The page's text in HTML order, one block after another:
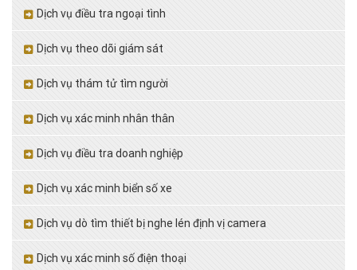
Dịch vụ điều tra ngoại tình
Dịch vụ theo dõi giám sát
Dịch vụ thám tử tìm người
Dịch vụ xác minh nhân thân
Dịch vụ điều tra doanh nghiệp
Dịch vụ xác minh biển số xe
Dịch vụ dò tìm thiết bị nghe lén định vị camera
Dịch vụ xác minh số điện thoại